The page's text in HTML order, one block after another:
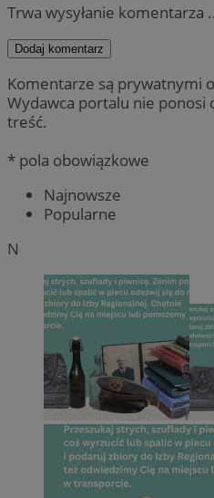
Trwa wysyłanie komentarza
Dodaj komentarz
Komentarze są prywatnymi
Wydawca portalu nie ponosi
treść.
* pola obowiązkowe
Najnowsze
Popularne
N